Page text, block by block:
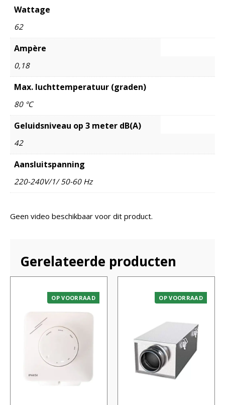
Wattage
62
Ampère
0,18
Max. luchttemperatuur (graden)
80 °C
Geluidsniveau op 3 meter dB(A)
42
Aansluitspanning
220-240V/1/ 50-60 Hz
Geen video beschikbaar voor dit product.
Gerelateerde producten
OP VOORRAAD OP VOORRAAD